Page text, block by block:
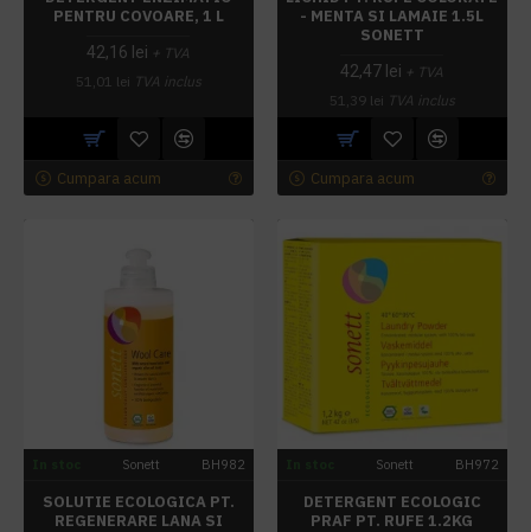
PENTRU COVOARE, 1 L
42,16 lei + TVA
51,01 lei TVA inclus
Cumpara acum
- MENTA SI LAMAIE 1.5L
SONETT
42,47 lei + TVA
51,39 lei TVA inclus
Cumpara acum
Sonett BH982
SOLUTIE ECOLOGICA PT.
REGENERARE LANA SI
Sonett BH972
DETERGENT ECOLOGIC
PRAF PT. RUFE 1.2KG